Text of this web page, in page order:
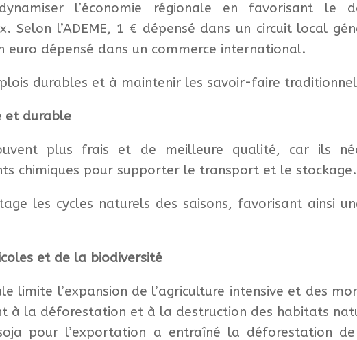
l’économie régionale en favorisant le
Selon l’ADEME, 1 € dépensé dans un circuit local
euro dépensé dans un commerce international.
durables et à maintenir les savoir-faire
et durable
plus frais et de meilleure qualité, car ils
chimiques pour supporter le transport et le stockage.
les cycles naturels des saisons, favorisant ainsi
et de la biodiversité
limite l’expansion de l’agriculture intensive et des
à la déforestation et à la destruction des habitats
pour l’exportation a entraîné la déforestation